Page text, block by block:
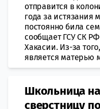
отправится в
года за истязания
постоянно била
сообщает ГСУ СК
Хакасии. Из-за
является матерью
Школьница
сверстницу